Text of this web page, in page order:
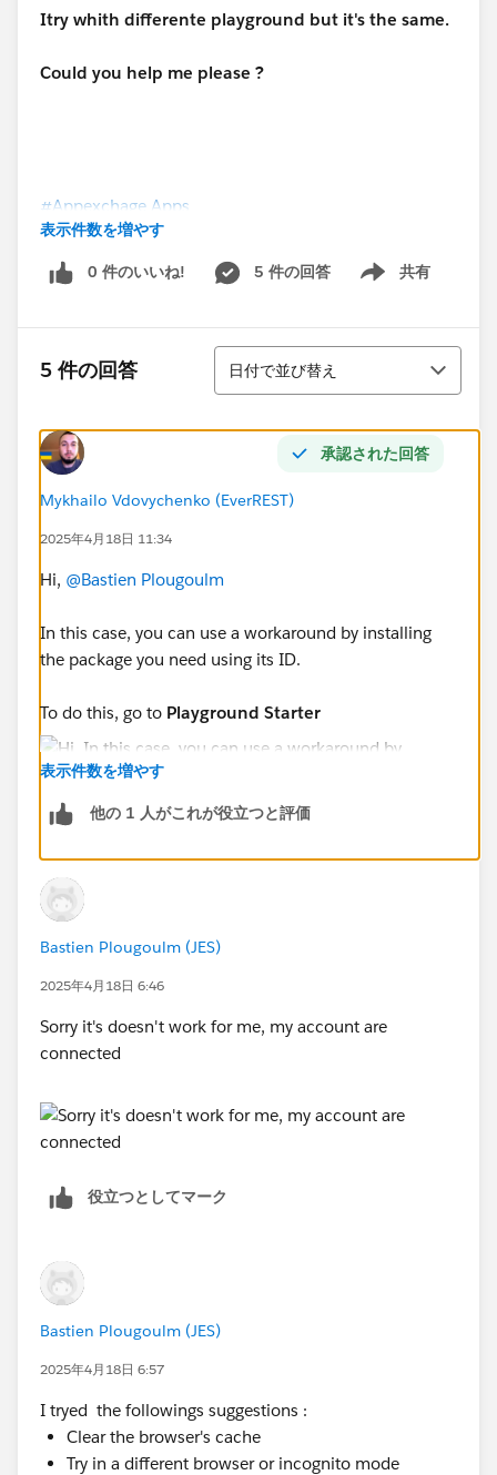
Itry whith differente playground but it's the same.
Could you help me please ?
#Appexchage Apps
表示件数を増やす
0 件のいいね! 5 件の回答 共有
Show menu
5 件の回答
並び替え
日付で並び替え
承認された回答
Mykhailo Vdovychenko (EverREST)
2025年4月18日 11:34
Hi, @Bastien Plougoulm
In this case, you can use a workaround by installing
the package you need using its ID.
To do this, go to Playground Starter
Dashboard Pal.
04t3Y0000018TkG
Sincerely,
Bringing Cloud Excellence withIBVCLOUD OÜ
表示件数を増やす
他の 1 人がこれが役立つと評価
Bastien Plougoulm (JES)
2025年4月18日 6:46
Sorry it's doesn't work for me, my account are
connected
役立つとしてマーク
Bastien Plougoulm (JES)
2025年4月18日 6:57
I tryed the followings suggestions :
Clear the browser's cache
Try in a different browser or incognito mode